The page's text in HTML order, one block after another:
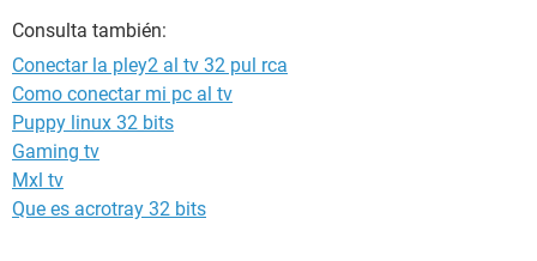
Consulta también:
Conectar la pley2 al tv 32 pul rca
Como conectar mi pc al tv
Puppy linux 32 bits
Gaming tv
Mxl tv
Que es acrotray 32 bits